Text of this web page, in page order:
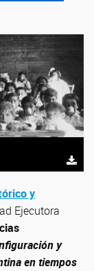
y
Ejecutora
y
en tiempos